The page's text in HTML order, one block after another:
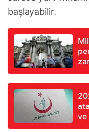
başlayabilir.
ve